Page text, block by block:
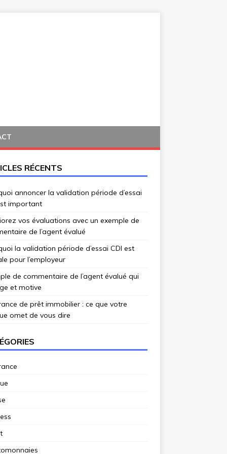
RÉCENTS
annoncer la validation période d’essai
important
vos évaluations avec un exemple de
de l’agent évalué
la validation période d’essai CDI est
pour l’employeur
de commentaire de l’agent évalué qui
et motive
de prêt immobilier : ce que votre
omet de vous dire